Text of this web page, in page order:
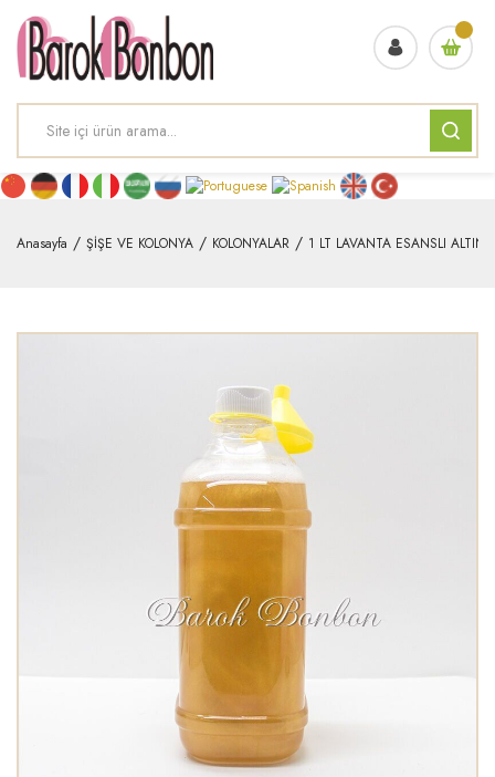
Anasayfa ŞİŞE VE KOLONYA KOLONYALAR 1 LT LAVANTA ESANSLI ALTIN